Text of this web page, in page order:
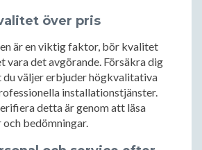
över pris
är en viktig faktor, bör kvalitet
det avgörande. Försäkra dig
väljer erbjuder högkvalitativa
installationstjänster.
detta är genom att läsa
bedömningar.